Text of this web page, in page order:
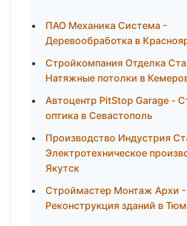
ПАО Механика Система -
Деревообработка в
Стройкомпания Отделка
Натяжные потолки в
Автоцентр PitStop Garage -
оптика в Севастополь
Производство Индустрия
Электротехническое
Якутск
Строймастер Монтаж Архи -
Реконструкция зданий в